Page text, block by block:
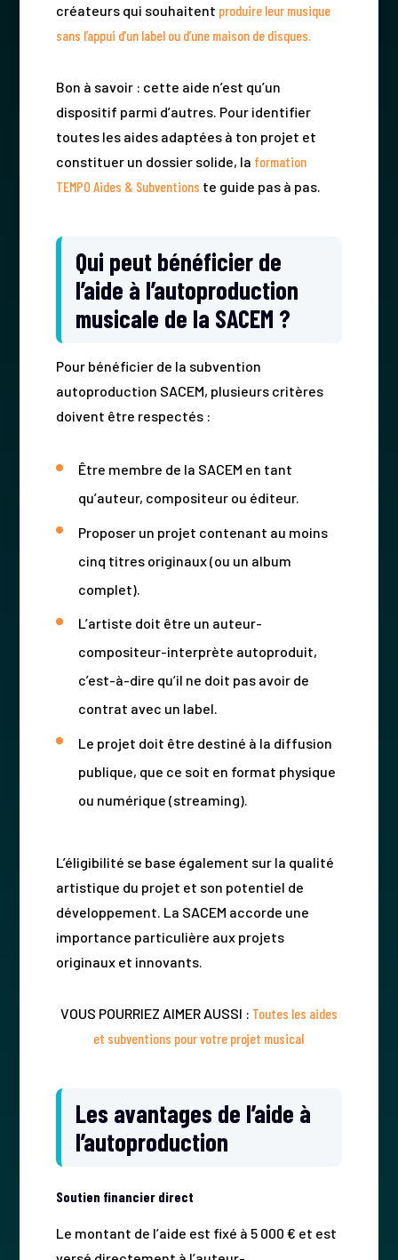
créateurs qui souhaitent produire leur musique
sans l’appui d’un label ou d’une maison de disques.
Bon à savoir : cette aide n’est qu’un
dispositif parmi d’autres. Pour identifier
toutes les aides adaptées à ton projet et
constituer un dossier solide, la formation
TEMPO Aides & Subventions te guide pas à pas.
Qui peut bénéficier de
l’aide à l’autoproduction
musicale de la SACEM ?
Pour bénéficier de la subvention
autoproduction SACEM, plusieurs critères
doivent être respectés :
Être membre de la SACEM en tant
qu’auteur, compositeur ou éditeur.
Proposer un projet contenant au moins
cinq titres originaux (ou un album
complet).
L’artiste doit être un auteur-
compositeur-interprète autoproduit,
c’est-à-dire qu’il ne doit pas avoir de
contrat avec un label.
Le projet doit être destiné à la diffusion
publique, que ce soit en format physique
ou numérique (streaming).
L’éligibilité se base également sur la qualité
artistique du projet et son potentiel de
développement. La SACEM accorde une
importance particulière aux projets
originaux et innovants.
VOUS POURRIEZ AIMER AUSSI : Toutes les aides
et subventions pour votre projet musical
Les avantages de l’aide à
l’autoproduction
Soutien financier direct
Le montant de l’aide est fixé à 5 000 € et est